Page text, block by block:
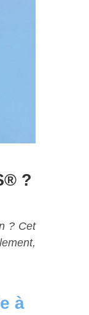
?
? Cet
à